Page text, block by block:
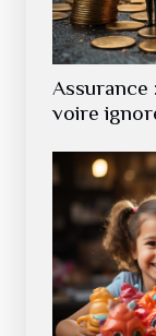
Assurance
voire